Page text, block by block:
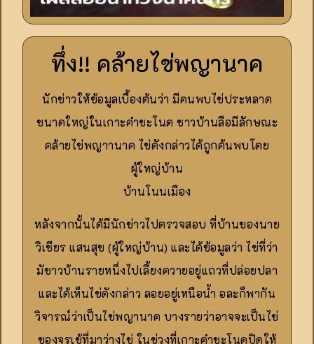
ทึ่ง!! คล้ายไข่พญานาค
นักข่าวให้ข้อมูลเบื้องต้นว่า มีคนพบไข่ประหลาด
ขนาดใหญ่ในเกาะคำชะโนด ชาวบ้านลือมีลักษณะ
คล้ายไข่พญาานาค ไข่ดังกล่าวได้ถูกค้นพบโดย
ผู้ใหญ่บ้าน
บ้านโนนเมือง
หลังจากนั้นได้มีนักข่าวไปตรวจสอบ ที่บ้านของนาย
วิเชียร แสนสุข (ผู้ใหญ่บ้าน) และได้ข้อมูลว่า ไข่ที่ว่า
มัชาวบ้านรายหนึ่งไปเลี้ยงควายอยู่แถวที่ปล่อยปลา
และได้เห็นไข่ดังกล่าว ลอยอยู่เหนือน้ำ อละก็พากัน
วิจารณ์ว่าเป็นไข่พญานาค บางรายว่าอาจจะเป็นไข่
ของจรเข้ที่มาว่างไข่ ในช่วงที่เกาะคำชะโนดปิดให้